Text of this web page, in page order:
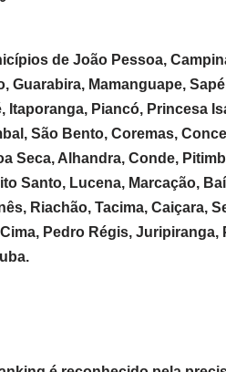
de João Pessoa,
Guarabira, Mamanguape,
Piancó, Princesa
São Bento, Coremas,
Seca, Alhandra, Conde,
Santo, Lucena, Marcação,
Riachão, Tacima, Caiçara,
Pedro Régis, Juripiranga,